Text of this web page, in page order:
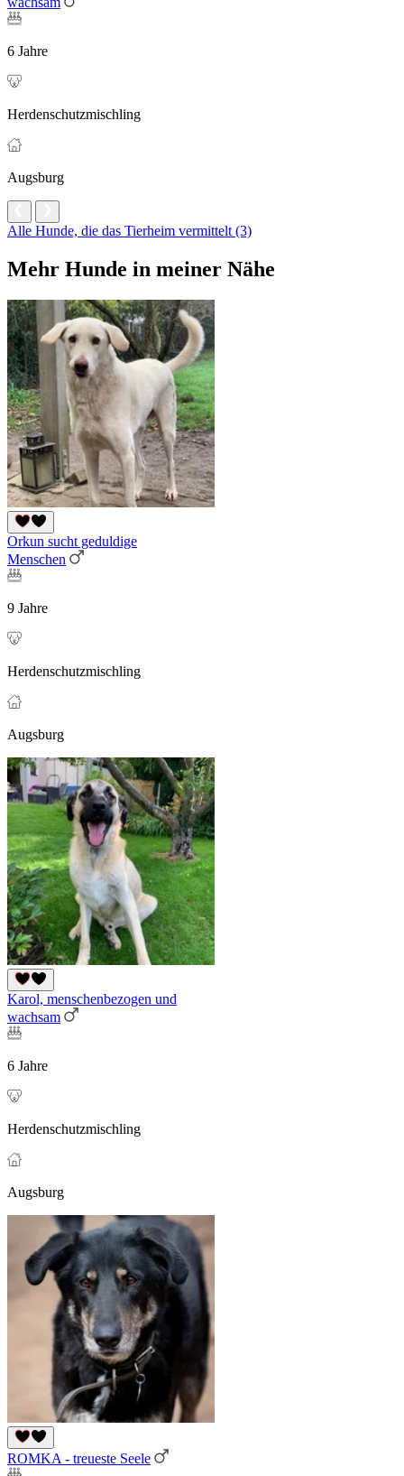
6 Jahre
Herdenschutzmischling
Augsburg
Alle Hunde, die das Tierheim vermittelt (3)
Mehr Hunde in meiner Nähe
Orkun sucht geduldige
Menschen
9 Jahre
Herdenschutzmischling
Augsburg
Karol, menschenbezogen und
wachsam
6 Jahre
Herdenschutzmischling
Augsburg
ROMKA - treueste Seele